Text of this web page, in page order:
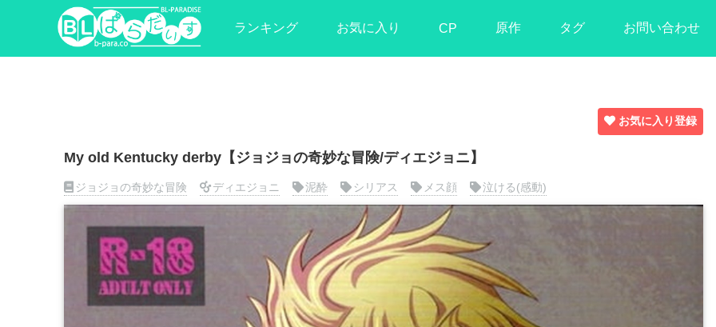
ランキング お気に入り CP 原作 タグ お問い合わせ
お気に入り登録
My old Kentucky derby【ジョジョの奇妙な冒険/ディエジョニ】
ジョジョの奇妙な冒険 ディエジョニ 泥酔 シリアス メス顔 泣ける(感動)